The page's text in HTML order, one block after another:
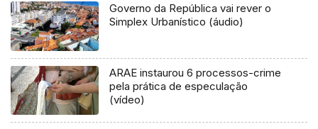
Governo da República vai rever o
Simplex Urbanístico (áudio)
ARAE instaurou 6 processos-crime
pela prática de especulação
(vídeo)